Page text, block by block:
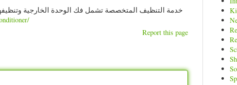
خدمة التنظيف المتخصصة تشمل فك الوحدة الخارجية
Report this page